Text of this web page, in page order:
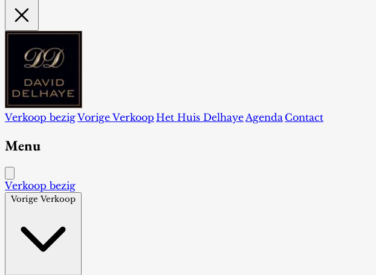
Verkoop bezigVorige Verkoop Het Huis Delhaye Agenda Contact
Menu
Verkoop bezig
Vorige Verkoop